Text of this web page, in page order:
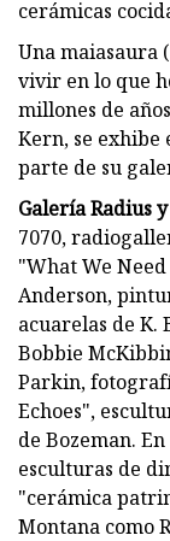
cerámicas
Una maiasaura
vivir en lo que
millones de
Kern, se exhibe
parte de su
Galería Radius
7070,
"What We
Anderson,
acuarelas de K.
Bobbie
Parkin,
Echoes",
de Bozeman.
esculturas de
"cerámica
Montana como